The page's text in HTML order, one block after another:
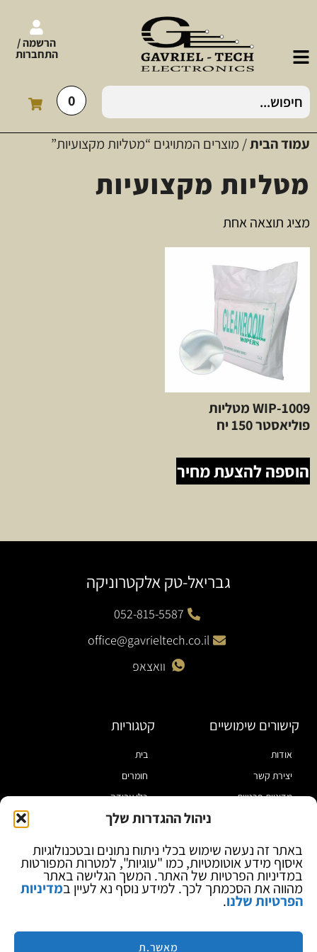
ניהול ההגדרות שלך
באתר זה נעשה שימוש בכלי ניתוח נתונים ובטכנולוגיות
איסוף מידע אוטומטיות, כמו "עוגיות", למטרות המפורטות
במדיניות הפרטיות של האתר. המשך הגלישה באתר
מהווה את הסכמתך לכך. למידע נוסף נא לעיין במדיניות
הפרטיות שלנו.
מאשר.ת
הרשמה /
התחברות
0
עמוד הבית/ מוצרים המתויגים “מטליות מקצועיות”
מטליות מקצועיות
מציג תוצאה אחת
WIP-1009 מטליות
פוליאסטר 150 יח
הוספה להצעת מחיר
גבריאל-טק אלקטרוניקה
052-815-5587
office@gavrieltech.co.il
וואצאפ
קישורים שימושיים
אודות
יצירת קשר
מדיניות פרטיות
בלוג
קטגוריות
בית
חומרים
כלי עבודה
מוצרי הלחמה
ספקי כח ומודדים
ציוד אופטי להגדלה
מותגים